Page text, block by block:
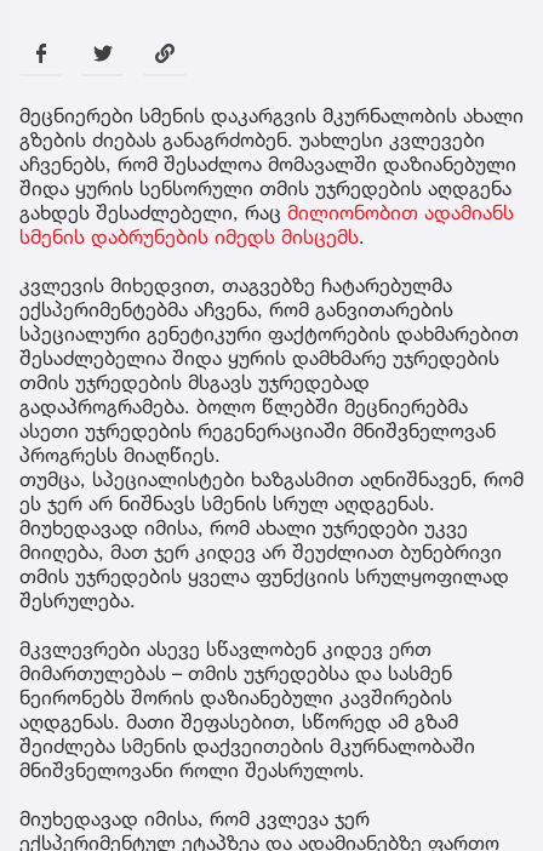
მეცნიერები სმენის დაკარგვის მკურნალობის ახალი
გზების ძიებას განაგრძობენ. უახლესი კვლევები
აჩვენებს, რომ შესაძლოა მომავალში დაზიანებული
შიდა ყურის სენსორული თმის უჯრედების აღდგენა
გახდეს შესაძლებელი, რაც მილიონობით ადამიანს
სმენის დაბრუნების იმედს მისცემს.
კვლევის მიხედვით, თაგვებზე ჩატარებულმა
ექსპერიმენტებმა აჩვენა, რომ განვითარების
სპეციალური გენეტიკური ფაქტორების დახმარებით
შესაძლებელია შიდა ყურის დამხმარე უჯრედების
თმის უჯრედების მსგავს უჯრედებად
გადაპროგრამება. ბოლო წლებში მეცნიერებმა
ასეთი უჯრედების რეგენერაციაში მნიშვნელოვან
პროგრესს მიაღწიეს.
თუმცა, სპეციალისტები ხაზგასმით აღნიშნავენ, რომ
ეს ჯერ არ ნიშნავს სმენის სრულ აღდგენას.
მიუხედავად იმისა, რომ ახალი უჯრედები უკვე
მიიღება, მათ ჯერ კიდევ არ შეუძლიათ ბუნებრივი
თმის უჯრედების ყველა ფუნქციის სრულყოფილად
შესრულება.
მკვლევრები ასევე სწავლობენ კიდევ ერთ
მიმართულებას – თმის უჯრედებსა და სასმენ
ნეირონებს შორის დაზიანებული კავშირების
აღდგენას. მათი შეფასებით, სწორედ ამ გზამ
შეიძლება სმენის დაქვეითების მკურნალობაში
მნიშვნელოვანი როლი შეასრულოს.
მიუხედავად იმისა, რომ კვლევა ჯერ
ექსპერიმენტულ ეტაპზეა და ადამიანებზე ფართო